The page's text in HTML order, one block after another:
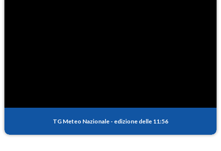
TG Meteo Nazionale - edizione delle 11:56